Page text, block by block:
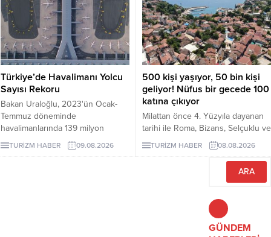
Türkiye’de Havalimanı Yolcu
Sayısı Rekoru
Bakan Uraloğlu, 2023'ün Ocak-
Temmuz döneminde
havalimanlarında 139 milyon
yolcuya hizmet verildiğini açıkladı.
TURİZM HABER 09.08.2026
500 kişi yaşıyor, 50 bin kişi
geliyor! Nüfus bir gecede 100
katına çıkıyor
Milattan önce 4. Yüzyıla dayanan
tarihi ile Roma, Bizans, Selçuklu ve
Osmanlı dönemlerine ev sahipliği
yapan Antalya'nın turizm merkezi
Kaleiçi'nin yaklaşık 500 kişi olan
nüfusu özellikle yaz ayları ve
TURİZM HABER 08.08.2026
GÜNDEM